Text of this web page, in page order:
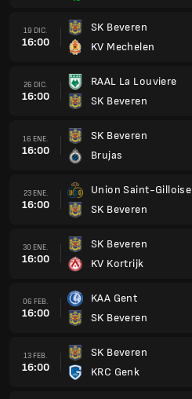
19 DIC.
16:00
SK Beveren
KV Mechelen
26 DIC.
16:00
RAAL La Louviere
SK Beveren
16 ENE.
16:00
SK Beveren
Brujas
23 ENE.
16:00
Union Saint-Gilloise
SK Beveren
30 ENE.
16:00
SK Beveren
KV Kortrijk
06 FEB.
16:00
KAA Gent
SK Beveren
13 FEB.
16:00
SK Beveren
KRC Genk